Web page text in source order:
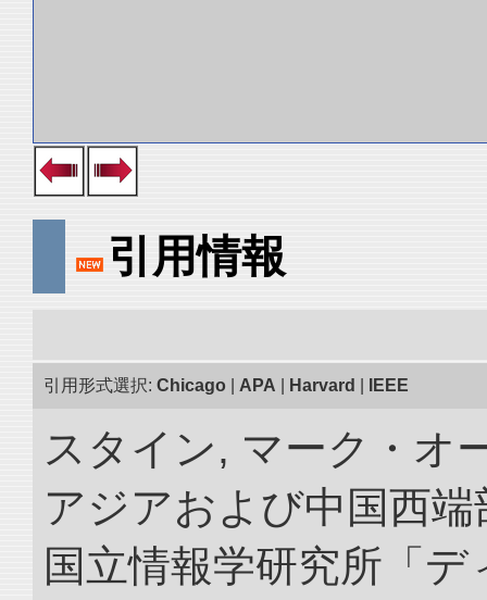
引用情報
引用形式選択: Chicago APA Harvard IEEE
スタイン, マーク・オ
アジアおよび中国西
国立情報学研究所「